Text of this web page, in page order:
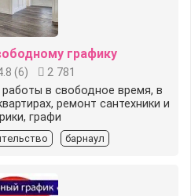
графику
(6)
2 781
в свободное время, в
ремонт сантехники и
графи
барнаул